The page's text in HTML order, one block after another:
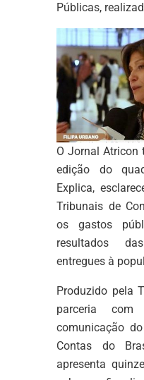
Públicas,
O Jornal Atricon
edição do
Explica,
Tribunais de
os gastos
resultados
entregues à
Produzido pela
parceria
comunicação
Contas do
apresenta